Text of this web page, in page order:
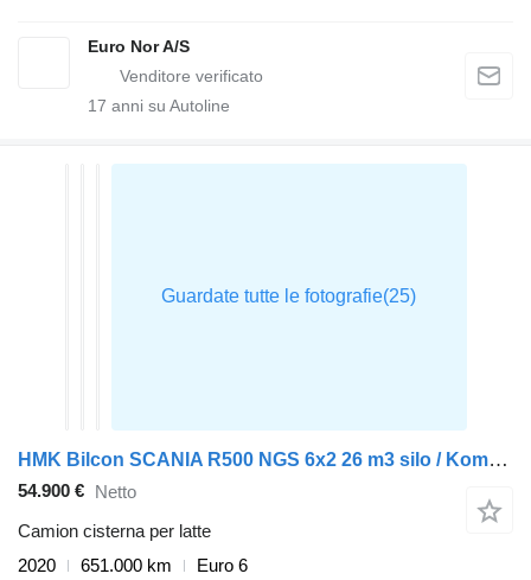
Euro Nor A/S
17 anni su Autoline
HMK Bilcon SCANIA R500 NGS 6x2 26 m3 silo / Kompressor / Retarder
54.900 € Netto
Camion cisterna per latte
2020
651.000 km
Euro 6